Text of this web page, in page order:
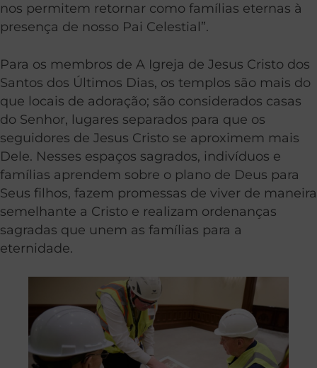
nos permitem retornar como famílias eternas à
presença de nosso Pai Celestial”.
Para os membros de A Igreja de Jesus Cristo dos
Santos dos Últimos Dias, os templos são mais do
que locais de adoração; são considerados casas
do Senhor, lugares separados para que os
seguidores de Jesus Cristo se aproximem mais
Dele. Nesses espaços sagrados, indivíduos e
famílias aprendem sobre o plano de Deus para
Seus filhos, fazem promessas de viver de maneira
semelhante a Cristo e realizam ordenanças
sagradas que unem as famílias para a
eternidade.